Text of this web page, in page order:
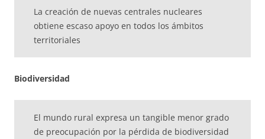
La creación de nuevas centrales nucleares
obtiene escaso apoyo en todos los ámbitos
territoriales
Biodiversidad
El mundo rural expresa un tangible menor grado
de preocupación por la pérdida de biodiversidad